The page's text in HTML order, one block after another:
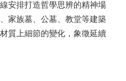
安排打造哲學思辨的精神場
家族墓、公墓、教堂等建築
質上細節的變化，象徵延續